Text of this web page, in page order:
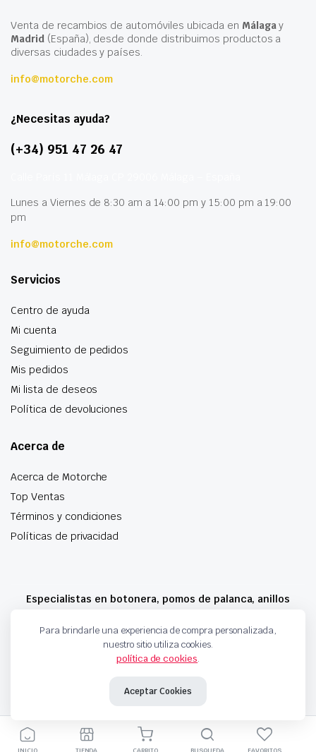
Venta de recambios de automóviles ubicada en Málagay
Madrid(España), desde donde distribuimos productos a
diversas ciudades y países.
info@motorche.com
¿Necesitas ayuda?
(+34) 951 47 26 47
Lunes a Viernes de 8:30 am a 14:00 pm y 15:00 pm a 19:00
pm
info@motorche.com
Servicios
Centro de ayuda
Mi cuenta
Seguimiento de pedidos
Mis pedidos
Mi lista de deseos
Política de devoluciones
Acerca de
Acerca de Motorche
Top Ventas
Términos y condiciones
Políticas de privacidad
Especialistas en botonera, pomos de palanca, anillos
Copyright 2024 © Motorche Autoparts. Todos los derechos reservados
Para brindarle una experiencia de compra personalizada,
nuestro sitio utiliza cookies.
política de cookies.
Aceptar Cookies